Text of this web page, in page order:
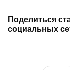
Поделиться
социальных